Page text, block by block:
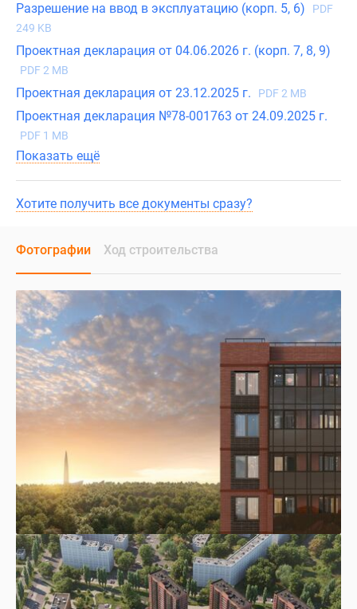
Разрешение на ввод в эксплуатацию (корп. 5, 6)
PDF
249 KB
Проектная декларация от 04.06.2026 г. (корп. 7, 8, 9)
PDF 2 MB
Проектная декларация от 23.12.2025 г. PDF 2 MB
Проектная декларация №78-001763 от 24.09.2025 г.
PDF 1 MB
Показать ещё
Хотите получить все документы сразу?
Фотографии Ход строительства